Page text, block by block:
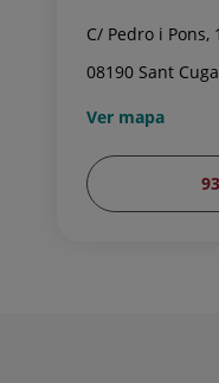
C/ Pedro i Pons, 1
08190 Sant
Ver mapa